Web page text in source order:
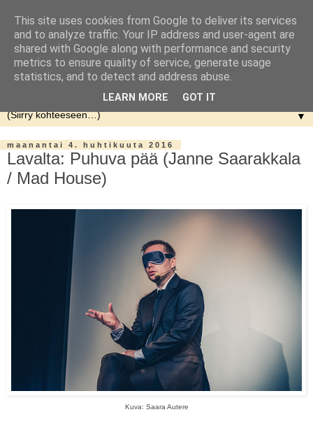
▼
maanantai 4. huhtikuuta 2016
Lavalta: Puhuva pää (Janne Saarakkala
/ Mad House)
Kuva: Saara Autere
This site uses cookies from Google to deliver its services
and to analyze traffic. Your IP address and user-agent are
shared with Google along with performance and security
metrics to ensure quality of service, generate usage
statistics, and to detect and address abuse.
LEARN MORE GOT IT